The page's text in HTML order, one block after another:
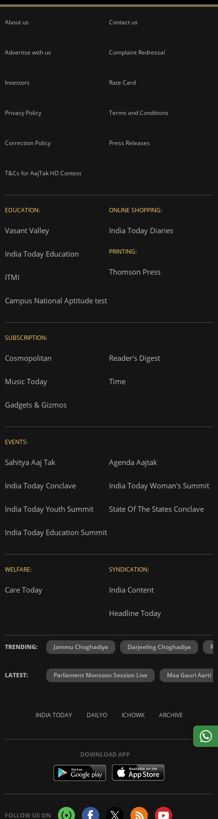
About us Contact us
Advertise with us Complaint Redressal
Investors Rate Card
Privacy Policy Terms and Conditions
Correction Policy Press Releases
T&Cs for AajTak HD Contest
EDUCATION:
Vasant Valley
India Today Education
ITMI
Campus National Aptitude test
ONLINE SHOPPING:
India Today Diaries
PRINTING:
Thomson Press
SUBSCRIPTION:
Cosmopolitan Reader's Digest
Music Today Time
Gadgets & Gizmos
EVENTS:
Sahitya Aaj Tak Agenda Aajtak
India Today Conclave India Today Woman's Summit
India Today Youth Summit State Of The States Conclave
India Today Education Summit
WELFARE:
Care Today
SYNDICATION:
India Content
Headline Today
TRENDING: Jammu Choghadiya Darjeeling Choghadiya
LATEST: Parliament Monsoon Session Live Maa Gauri Aarti
INDIA TODAY DAILYO ICHOWK ARCHIVE
DOWNLOAD APP
FOLLOW US ON